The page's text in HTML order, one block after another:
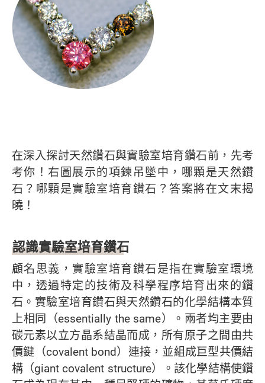
在深入探討天然鑽石與實驗室培育鑽石前，先考
考你！右圖展示的項鍊吊墜中，哪顆是天然鑽
石？哪顆是實驗室培育鑽石？答案將在文末揭
曉！
認識實驗室培育鑽石
顧名思義，實驗室培育鑽石是指在實驗室環境
中，透過特定的技術及科學程序培育出來的鑽
石。實驗室培育鑽石與天然鑽石的化學結構本質
上相同（essentially the same）。兩者均主要由
碳元素以立方晶系結晶而成，所有原子之間由共
價鍵（covalent bond）連接，並組成巨型共價結
構（giant covalent structure）。該化學結構使鑽